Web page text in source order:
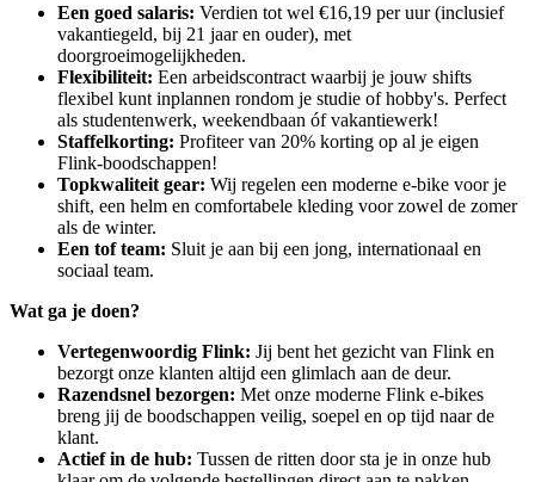
Een goed salaris: Verdien tot wel €16,19 per uur (inclusief
vakantiegeld, bij 21 jaar en ouder), met
doorgroeimogelijkheden.
Flexibiliteit: Een arbeidscontract waarbij je jouw shifts
flexibel kunt inplannen rondom je studie of hobby's. Perfect
als studentenwerk, weekendbaan óf vakantiewerk!
Staffelkorting: Profiteer van 20% korting op al je eigen
Flink-boodschappen!
Topkwaliteit gear: Wij regelen een moderne e-bike voor je
shift, een helm en comfortabele kleding voor zowel de zomer
als de winter.
Een tof team: Sluit je aan bij een jong, internationaal en
sociaal team.
Wat ga je doen?
Vertegenwoordig Flink: Jij bent het gezicht van Flink en
bezorgt onze klanten altijd een glimlach aan de deur.
Razendsnel bezorgen: Met onze moderne Flink e-bikes
breng jij de boodschappen veilig, soepel en op tijd naar de
klant.
Actief in de hub: Tussen de ritten door sta je in onze hub